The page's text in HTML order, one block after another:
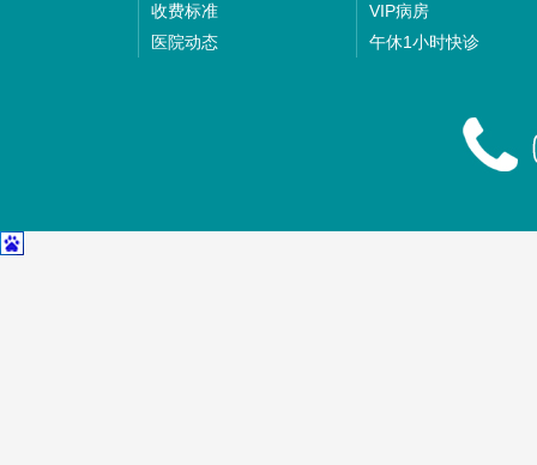
收费标准
医院动态
VIP病房
午休1小时快诊